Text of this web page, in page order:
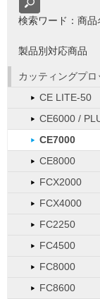
検索ワード：商品
製品別対応商品
カッティングプロ
CE LITE-50
CE6000 /
CE7000
CE8000
FCX2000
FCX4000
FC2250
FC4500
FC8000
FC8600